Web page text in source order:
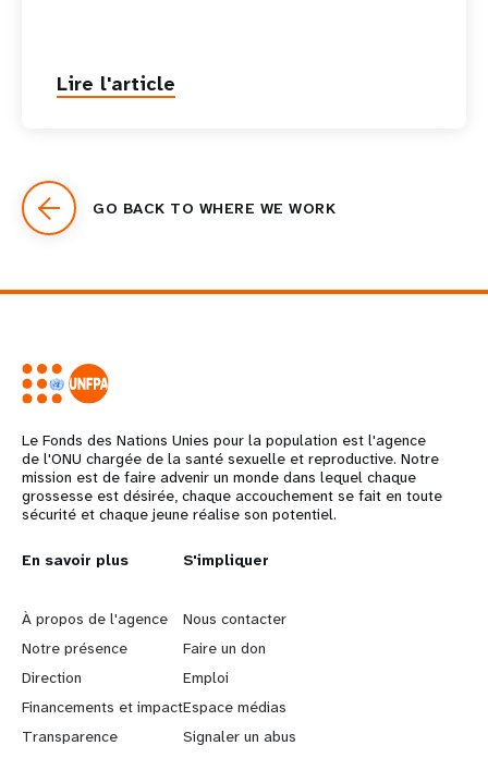
Lire l'article
GO BACK TO WHERE WE WORK
Le Fonds des Nations Unies pour la population est l'agence
de l'ONU chargée de la santé sexuelle et reproductive. Notre
mission est de faire advenir un monde dans lequel chaque
grossesse est désirée, chaque accouchement se fait en toute
sécurité et chaque jeune réalise son potentiel.
L
e
a
r
n
En savoir plus
À propos de l'agence
Notre présence
Direction
Financements et impact
Transparence
G
o
b
e
y
S'impliquer
Nous contacter
Faire un don
Emploi
Espace médias
Signaler un abus